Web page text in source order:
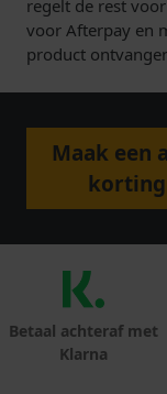
regelt de rest
voor Afterpay en
product
Maak een
korting
Betaal achteraf met
Klarna